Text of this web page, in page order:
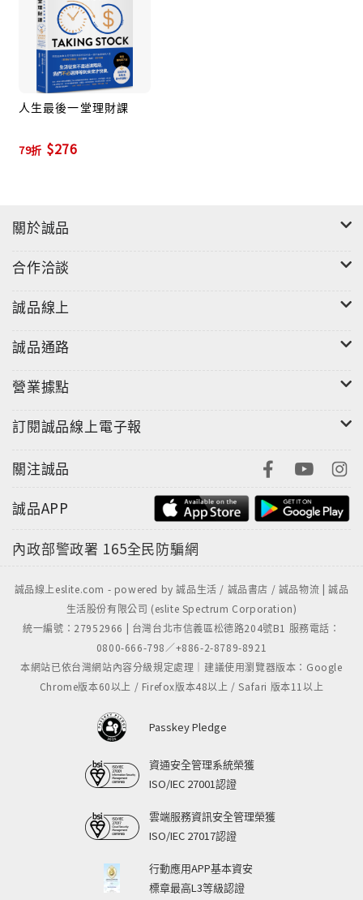
在這本書中，喬丹不僅顛覆傳統對金錢、工作、財務自
由、投資與時間管理的思維，更提供了具體可行的改變
方法。每章末設計的「人生復盤問卷」，條理分明且實
用，幫助我們一步步釐清內心真正的目標；他所提出的
三種財務自由概念及實踐策略，則能幫助我們打造最適
也許這本書將徹底改變你的選擇，甚至你的人生。
中文書介出自春天出版《人生最後一堂理財課》
Learn what end of life can teach us about the
secret to financial independence and making
every moment count with this life-altering
collection of tips from Dr. Jordan Grumet, host of
featuring a foreword written by Vicki Robin,
row seat to the regrets of his dying patients, this
book will remind you to take stock of life now,
before it is too late. The goal of financial
live a full life and avoid regret. Taking Stock is
your guide to taking control of your finances and
investing in yourself. Inside you'll find:
The three basic archetypes of building wealth,
and how to choose which is right for you
Time-hacking techniques to modify your
perception of time passing and fill your moments
with meaning
Tips to invest in education, family, and your own
physical and mental health
Don't wait until the last moment to live life to
人生最後一堂理財課
79折 $276
關於誠品
合作洽談
誠品線上
誠品通路
營業據點
訂閱誠品線上電子報
關注誠品
誠品APP
內政部警政署 165全民防騙網
誠品線上eslite.com - powered by 誠品生活 / 誠品書店 / 誠品物流 | 誠品
生活股份有限公司 (eslite Spectrum Corporation)
統一編號：27952966 | 台灣台北市信義區松德路204號B1 服務電話：
0800-666-798／+886-2-8789-8921
本網站已依台灣網站內容分級規定處理｜建議使用瀏覽器版本：Google
Chrome版本60以上 / Firefox版本48以上 / Safari 版本11以上
Passkey Pledge
資通安全管理系統榮獲
ISO/IEC 27001認證
雲端服務資訊安全管理榮獲
ISO/IEC 27017認證
行動應用APP基本資安
標章最高L3等級認證